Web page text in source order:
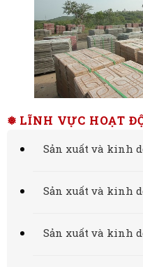
❅ LĨNH VỰC HOẠT
Sản xuất và kinh
Sản xuất và kinh
Sản xuất và kinh